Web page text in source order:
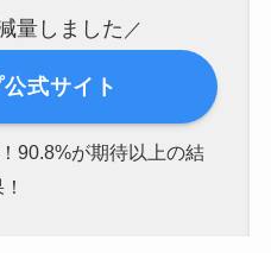
量しました ／
式サイト
90.8%が期待以上の結